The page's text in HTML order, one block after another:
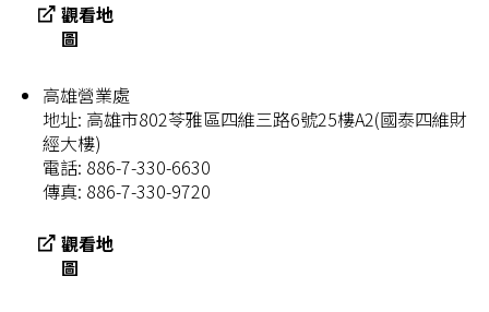
觀看地
圖
高雄營業處
地址: 高雄市802苓雅區四維三路6號25樓A2(國泰四維財
經大樓)
電話: 886-7-330-6630
傳真: 886-7-330-9720
觀看地
圖